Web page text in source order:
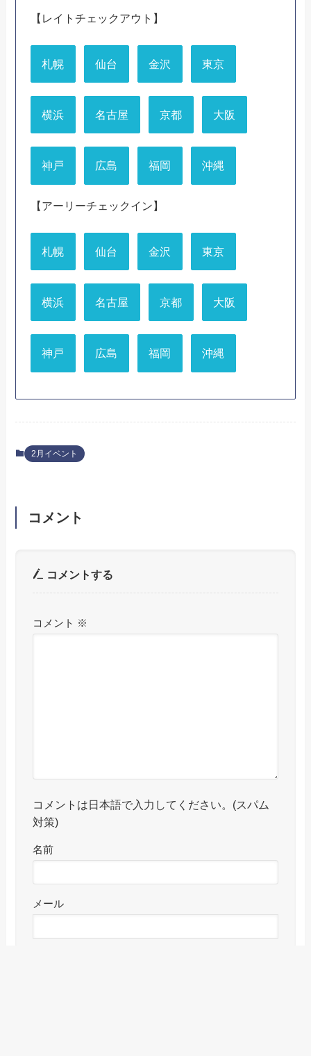
【レイトチェックアウト】
札幌 仙台 金沢 東京
横浜 名古屋 京都 大阪
神戸 広島 福岡 沖縄
【アーリーチェックイン】
札幌 仙台 金沢 東京
横浜 名古屋 京都 大阪
神戸 広島 福岡 沖縄
2月イベント
コメント
コメントする
コメント ※
コメントは日本語で入力してください。(スパム
対策)
名前
メール